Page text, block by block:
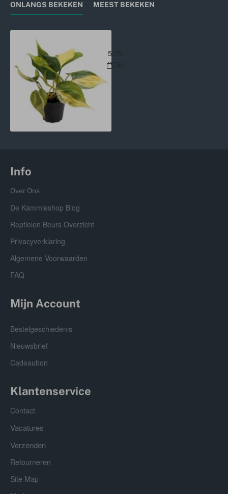
ONLANGS BEKEKEN MEEST BEKEKEN
5,79
Info
Over Ons
De Kammieshop Blog
Reptielen Beurs Overzicht
Privacyverklaring
Algemene Voorwaarden
FAQ
Mijn Account
Bestelgeschiedenis
Nieuwsbrief
Cadeaubon
Klantenservice
Contact
Vacatures
Verzenden
Retourneren
Site Map